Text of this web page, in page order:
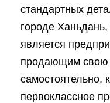
стандартных
городе
является
продающим свою
самостоятельно,
первоклассное